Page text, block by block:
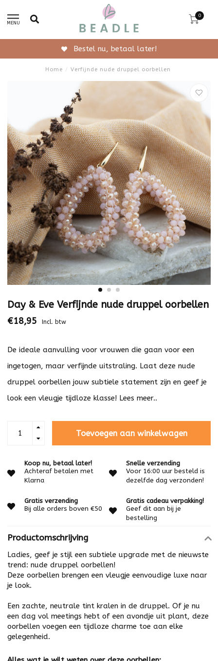
MENU
0
Gratis verzending vanaf
Home / Verfijnde nude druppel oorbellen
Day & Eve Verfijnde nude druppel oorbellen
€18,95 Incl. btw
De ideale aanvulling voor vrouwen die gaan voor een
ingetogen, maar verfijnde uitstraling. Laat deze nude
druppel oorbellen jouw subtiele statement zijn en geef je
look een vleugje tijdloze klasse! Lees meer..
Toevoegen aan winkelwagen
Koop nu, betaal later!
Achteraf betalen met
Klarna
Snelle verzending
Voor 16:00 uur besteld is
dezelfde dag verzonden!
Gratis verzending
Bij alle orders boven €50
Gratis cadeau verpakking!
Geef dit aan bij je
bestelling
Productomschrijving
Ladies, geef je stijl een subtiele upgrade met de nieuwste
trend: nude druppel oorbellen!
Deze oorbellen brengen een vleugje eenvoudige luxe naar
je look.
Een zachte, neutrale tint kralen in de druppel. Of je nu
een dag vol meetings hebt of een avondje uit plant, deze
oorbellen voegen een tijdloze charme toe aan elke
gelegenheid.